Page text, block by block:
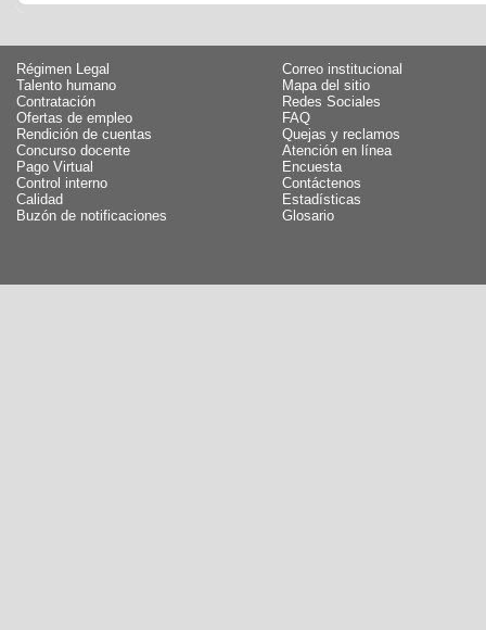
Régimen Legal
Talento humano
Contratación
Ofertas de empleo
Rendición de cuentas
Concurso docente
Pago Virtual
Control interno
Calidad
Buzón de notificaciones
Correo institucional
Mapa del sitio
Redes Sociales
FAQ
Quejas y reclamos
Atención en línea
Encuesta
Contáctenos
Estadísticas
Glosario